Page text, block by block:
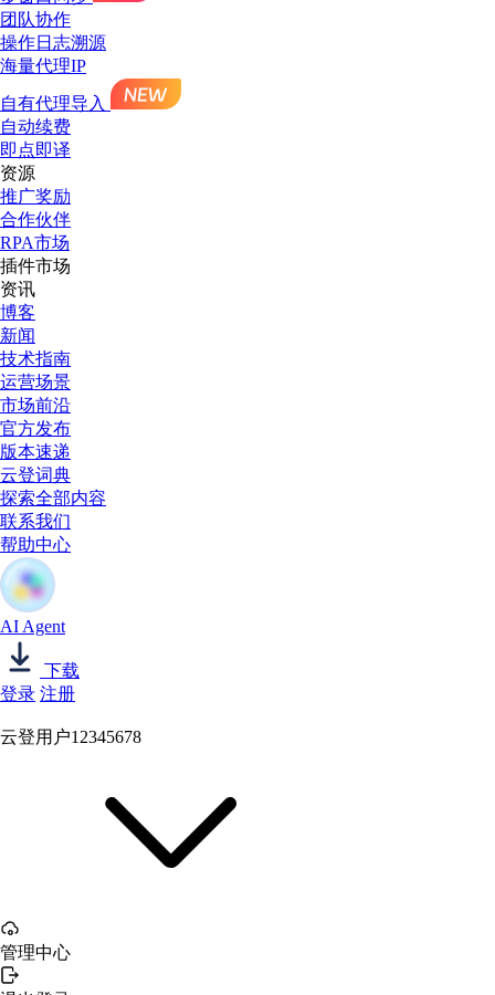
团队协作
操作日志溯源
海量代理IP
自有代理导入
自动续费
即点即译
资源
推广奖励
合作伙伴
RPA市场
插件市场
资讯
博客
新闻
技术指南
运营场景
市场前沿
官方发布
版本速递
云登词典
探索全部内容
联系我们
帮助中心
AI Agent
下载
登录 注册
云登用户12345678
管理中心